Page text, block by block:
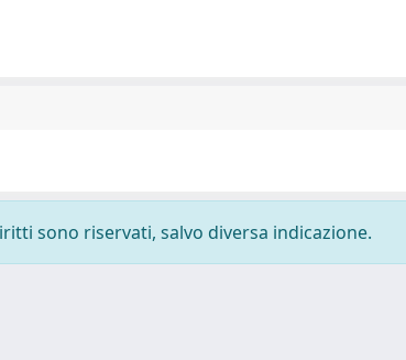
sono riservati, salvo diversa indicazione.